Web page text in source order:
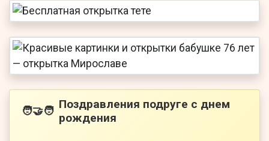
🧑‍🤝‍🧑 Поздравления подруге с днем
рождения